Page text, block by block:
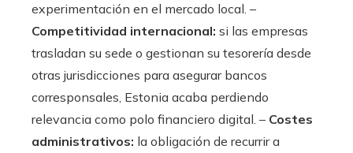
experimentación en el mercado local. –
Competitividad internacional: si las empresas
trasladan su sede o gestionan su tesorería desde
otras jurisdicciones para asegurar bancos
corresponsales, Estonia acaba perdiendo
relevancia como polo financiero digital. – Costes
administrativos: la obligación de recurrir a